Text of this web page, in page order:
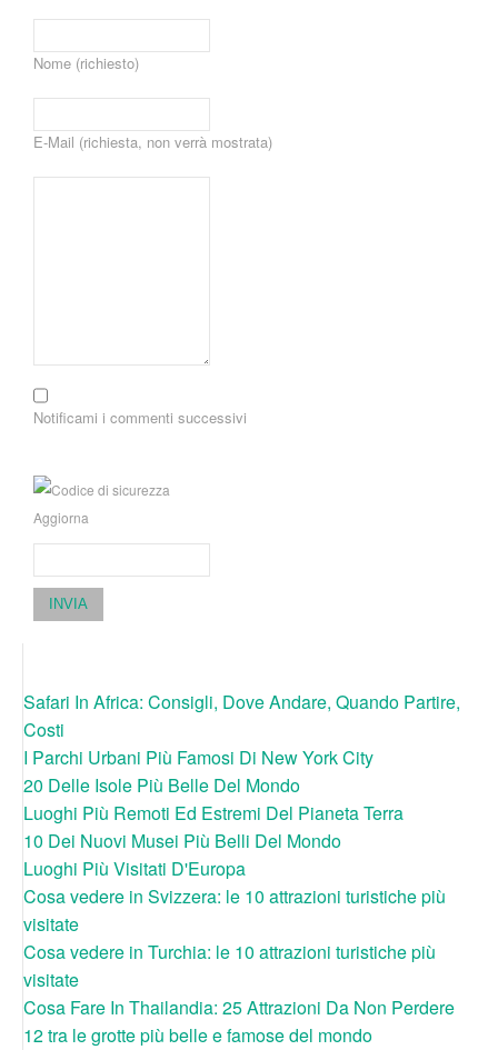
Nome (richiesto)
E-Mail (richiesta, non verrà mostrata)
Notificami i commenti successivi
Aggiorna
INVIA
Safari In Africa: Consigli, Dove Andare, Quando Partire,
Costi
I Parchi Urbani Più Famosi Di New York City
20 Delle Isole Più Belle Del Mondo
Luoghi Più Remoti Ed Estremi Del Pianeta Terra
10 Dei Nuovi Musei Più Belli Del Mondo
Luoghi Più Visitati D'Europa
Cosa vedere in Svizzera: le 10 attrazioni turistiche più
visitate
Cosa vedere in Turchia: le 10 attrazioni turistiche più
visitate
Cosa Fare In Thailandia: 25 Attrazioni Da Non Perdere
12 tra le grotte più belle e famose del mondo